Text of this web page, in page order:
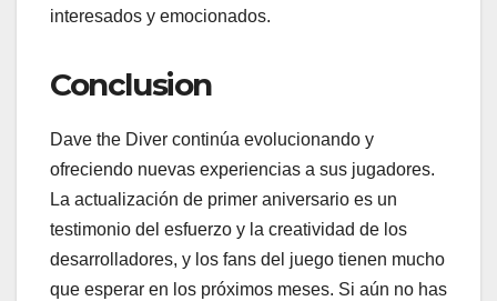
interesados y emocionados.
Conclusion
Dave the Diver continúa evolucionando y
ofreciendo nuevas experiencias a sus jugadores.
La actualización de primer aniversario es un
testimonio del esfuerzo y la creatividad de los
desarrolladores, y los fans del juego tienen mucho
que esperar en los próximos meses. Si aún no has